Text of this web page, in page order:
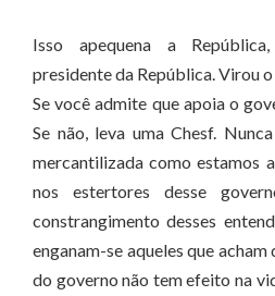
Isso apequena a
presidente da República. Virou
Se você admite que apoia o
Se não, leva uma Chesf.
mercantilizada como estamos
nos estertores desse
constrangimento desses
enganam-se aqueles que
do governo não tem efeito na